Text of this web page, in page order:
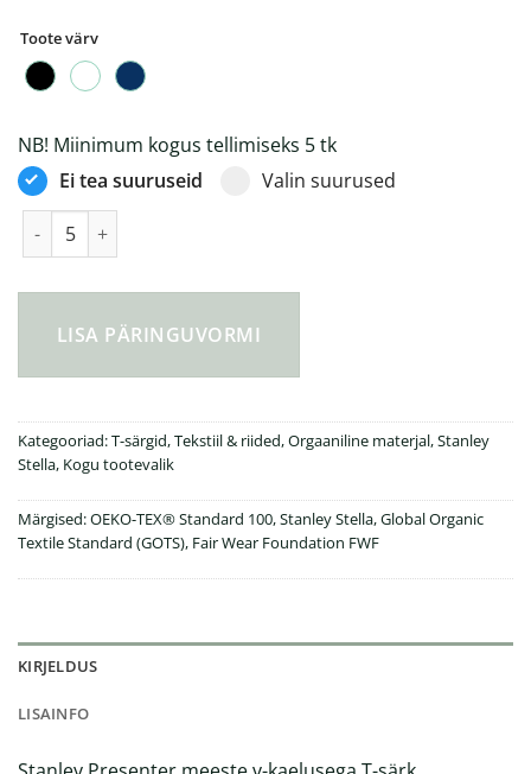
Toote värv
NB! Miinimum kogus tellimiseks 5 tk
Ei tea suuruseid
Valin suurused
LISA PÄRINGUVORMI
Kategooriad:T-särgid,Tekstiil & riided,Orgaaniline materjal,Stanley
Stella, Kogu tootevalik
Märgised:OEKO-TEX® Standard 100,Stanley Stella,Global Organic
Textile Standard (GOTS), Fair Wear Foundation FWF
KIRJELDUS
LISAINFO